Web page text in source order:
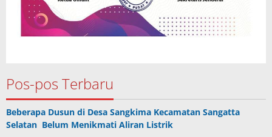
Pos-pos Terbaru
Beberapa Dusun di Desa Sangkima Kecamatan Sangatta
Selatan Belum Menikmati Aliran Listrik